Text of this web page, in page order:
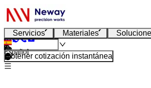
Servicios Materiales
Español
Obtener cotización instantánea